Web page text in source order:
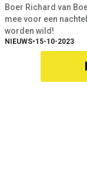
Boer Richard van
mee voor een
worden wild!
NIEUWS•15-10-2023